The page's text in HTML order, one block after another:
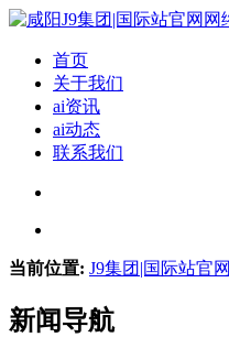
首页
关于我们
ai资讯
ai动态
联系我们
当前位置: J9集团|国际站官网
新闻导航